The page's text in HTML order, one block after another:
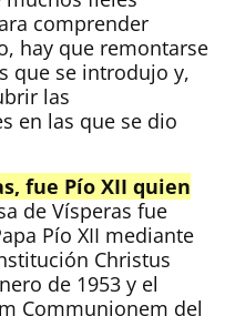
comprender
hay que remontarse
que se introdujo y,
las
en las que se dio
fue Pío XII quien
de Vísperas fue
Pío XII mediante
Christus
de 1953 y el
Communionem del